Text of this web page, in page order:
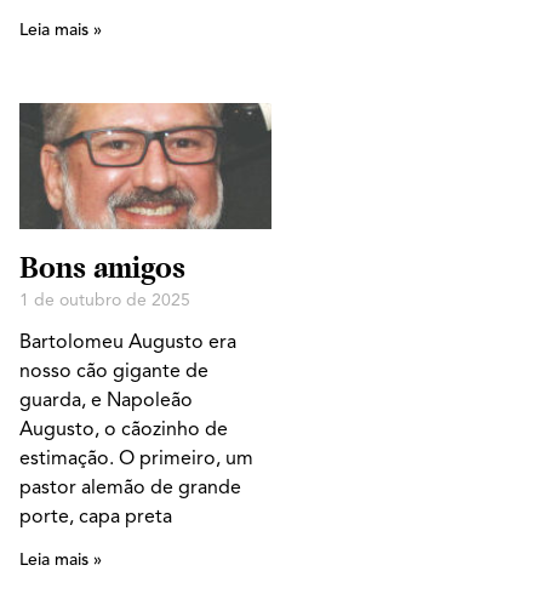
Leia mais »
Bons amigos
1 de outubro de 2025
Bartolomeu Augusto era
nosso cão gigante de
guarda, e Napoleão
Augusto, o cãozinho de
estimação. O primeiro, um
pastor alemão de grande
porte, capa preta
Leia mais »